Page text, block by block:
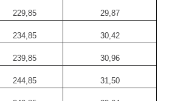
229,85 29,87
234,85 30,42
239,85 30,96
244,85 31,50